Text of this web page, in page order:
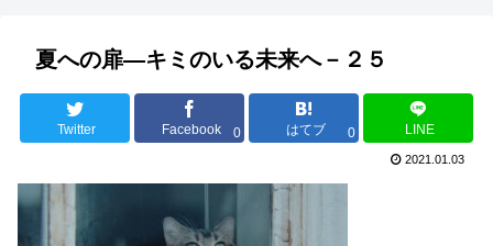
夏への扉—キミのいる未来へ－２５
Twitter Facebook 0 はてブ 0 LINE
2021.01.03